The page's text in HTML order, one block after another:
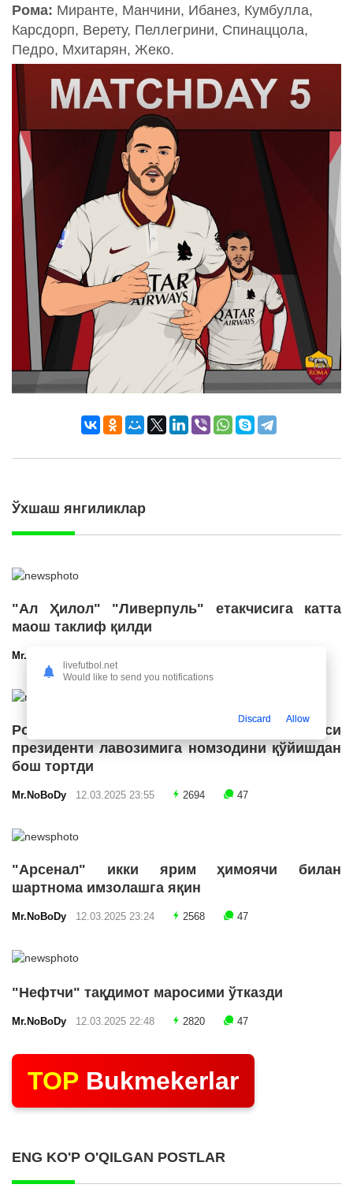
Рома: Миранте, Манчини, Ибанез, Кумбулла,
Карсдорп, Верету, Пеллегрини, Спинаццола,
Педро, Мхитарян, Жеко.
Ўхшаш янгиликлар
"Ал Ҳилол" "Ливерпуль" етакчисига катта
маош таклиф қилди
Mr.NoBoDy
Роналду Бразилия футбол конфедерацияси
президенти лавозимига номзодини қўйишдан
бош тортди
Mr.NoBoDy 12.03.2025 23:55 2694 47
"Арсенал" икки ярим ҳимоячи билан
шартнома имзолашга яқин
Mr.NoBoDy 12.03.2025 23:24 2568 47
"Нефтчи" тақдимот маросими ўтказди
Mr.NoBoDy 12.03.2025 22:48 2820 47
TOP Bukmekerlar
ENG KO'P O'QILGAN POSTLAR
livefutbol.net
Would like to send you notifications
Discard Allow